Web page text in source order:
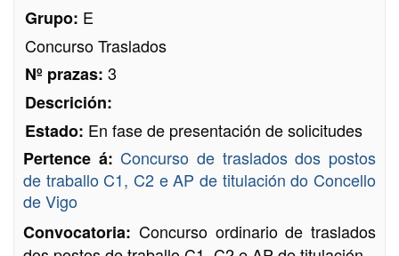
Grupo: E
Concurso Traslados
Nº prazas: 3
Descrición:
Estado: En fase de presentación de solicitudes
Pertence á: Concurso de traslados dos postos
de traballo C1, C2 e AP de titulación do Concello
de Vigo
Convocatoria: Concurso ordinario de traslados